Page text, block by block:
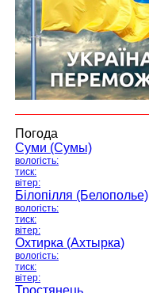
Погода
Суми (Сумы)
вологість:
тиск:
вітер:
Білопілля (Белополье)
вологість:
тиск:
вітер:
Охтирка (Ахтырка)
вологість:
тиск:
вітер:
Тростянець